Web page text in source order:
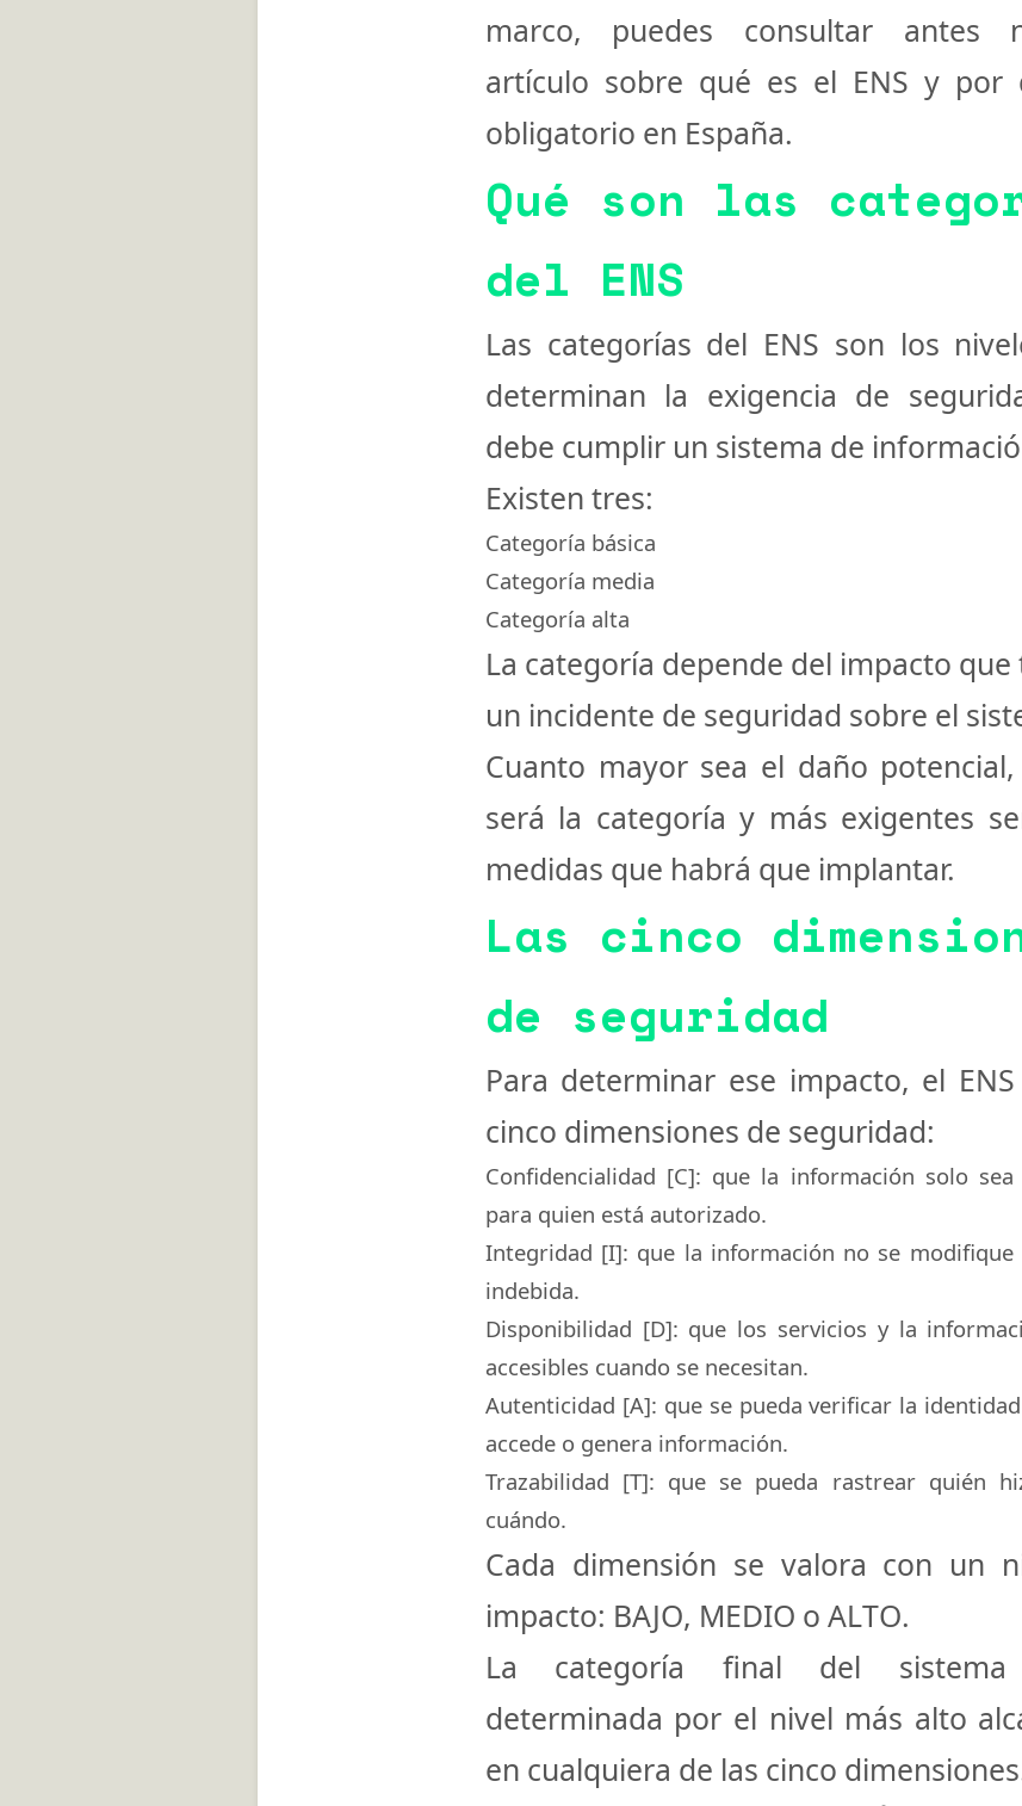
marco, puedes consultar antes
artículo sobre qué es el ENS y por
obligatorio en España.
Qué son las
del ENS
Las categorías del ENS son los
determinan la exigencia de
debe cumplir un sistema de
Existen tres:
Categoría básica
Categoría media
Categoría alta
La categoría depende del impacto que
un incidente de seguridad sobre el
Cuanto mayor sea el daño
será la categoría y más exigentes
medidas que habrá que implantar.
Las cinco
de seguridad
Para determinar ese impacto, el ENS
cinco dimensiones de seguridad:
Confidencialidad [C]: que la información solo sea
para quien está autorizado.
Integridad [I]: que la información no se modifique
indebida.
Disponibilidad [D]: que los servicios y la
accesibles cuando se necesitan.
Autenticidad [A]: que se pueda verificar la
accede o genera información.
Trazabilidad [T]: que se pueda rastrear quién
cuándo.
Cada dimensión se valora con un
impacto: BAJO, MEDIO o ALTO.
La categoría final del sistema
determinada por el nivel más alto
en cualquiera de las cinco